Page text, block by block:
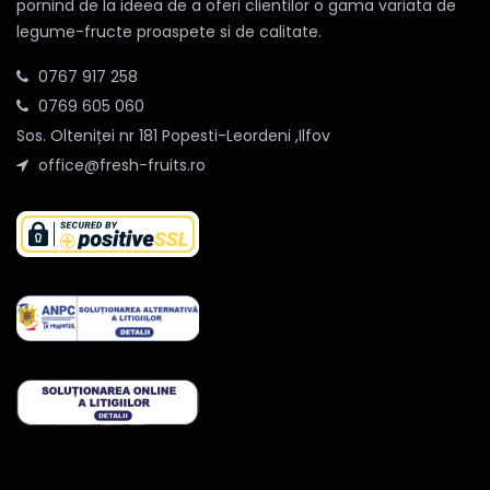
pornind de la ideea de a oferi clientilor o gama variata de
legume-fructe proaspete si de calitate.
0767 917 258
0769 605 060
Sos. Olteniței nr 181 Popesti-Leordeni ,Ilfov
office@fresh-fruits.ro